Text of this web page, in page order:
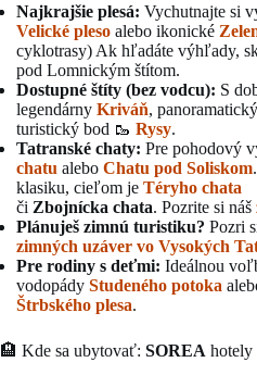
Najkrajšie plesá: Vychutnajte si
Velické pleso alebo ikonické
cyklotrasy) Ak hľadáte výhľady,
pod Lomnickým štítom.
Dostupné štíty (bez vodcu): S
legendárny Kriváň, panoramatický
turistický bod 🥾 Rysy.
Tatranské chaty: Pre pohodový
chatu alebo Chatu pod Soliskom
klasiku, cieľom je Téryho chata
či Zbojnícka chata. Pozrite si náš
Plánuješ zimnú turistiku? Pozri
zimných uzáver vo Vysokých
Pre rodiny s deťmi: Ideálnou
vodopády Studeného potoka
Štrbského plesa.
🏨 Kde sa ubytovať: SOREA hotely